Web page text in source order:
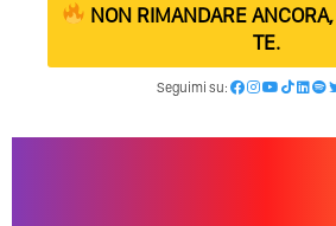
NON RIMANDARE
TE.
Seguimi su: